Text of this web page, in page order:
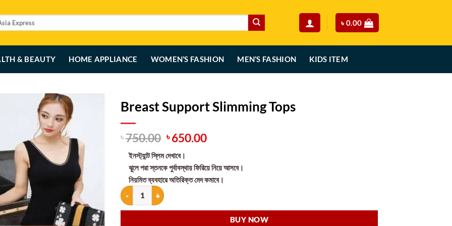
৳ 0.00
& BEAUTY HOME APPLIANCE WOMEN’S FASHION MEN’S FASHION KIDS ITEM
Breast Support Slimming Tops
৳750.00 Original
was:
৳ 750.00.
৳650.00Current
is:
৳ 650.00.
ইনস্ট্যান্ট স্লিম দেখাবে।
ঝুলে পরা স্তনকে পুর্বাবস্থায় ফিরিয়ে নিয়ে আসবে।
নিয়মিত ব্যবহারে অতিরিক্ত মেদ কমাবে।
Breast Support Slimming Tops quantity
BUY NOW